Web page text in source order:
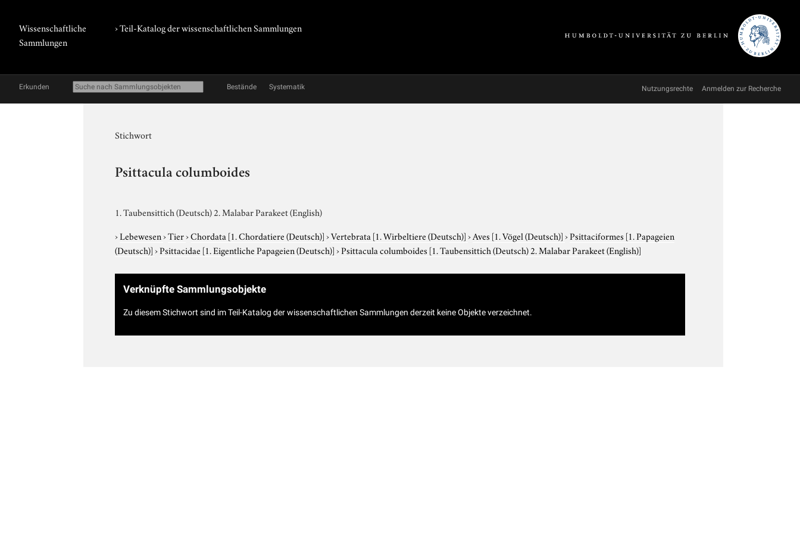
Wissenschaftliche
Sammlungen
› Teil-Katalog der wissenschaftlichen Sammlungen
Erkunden Bestände Systematik Nutzungsrechte Anmelden zur Recherche
Stichwort
Psittacula columboides
1. Taubensittich (Deutsch) 2. Malabar Parakeet (English)
›Lebewesen›Tier›Chordata [1. Chordatiere (Deutsch)]›Vertebrata [1. Wirbeltiere (Deutsch)]›Aves [1. Vögel (Deutsch)]›Psittaciformes [1. Papageien
(Deutsch)]›Psittacidae [1. Eigentliche Papageien (Deutsch)]›Psittacula columboides [1. Taubensittich (Deutsch) 2. Malabar Parakeet (English)]
Verknüpfte Sammlungsobjekte
Zu diesem Stichwort sind im Teil-Katalog der wissenschaftlichen Sammlungen derzeit keine Objekte verzeichnet.